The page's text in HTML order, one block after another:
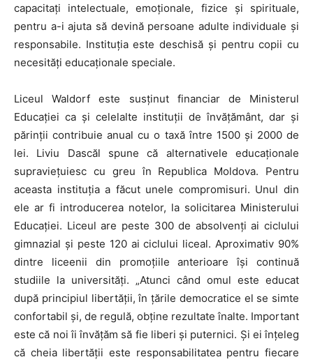
capacitați intelectuale, emoționale, fizice și spirituale,
pentru a-i ajuta să devină persoane adulte individuale și
responsabile. Instituția este deschisă și pentru copii cu
necesități educaționale speciale.
Liceul Waldorf este susținut financiar de Ministerul
Educației ca și celelalte instituții de învățământ, dar și
părinții contribuie anual cu o taxă între 1500 și 2000 de
lei. Liviu Dascăl spune că alternativele educaționale
supraviețuiesc cu greu în Republica Moldova. Pentru
aceasta instituția a făcut unele compromisuri. Unul din
ele ar fi introducerea notelor, la solicitarea Ministerului
Educației. Liceul are peste 300 de absolvenți ai ciclului
gimnazial și peste 120 ai ciclului liceal. Aproximativ 90%
dintre liceenii din promoțiile anterioare își continuă
studiile la universități. „Atunci când omul este educat
după principiul libertății, în țările democratice el se simte
confortabil și, de regulă, obține rezultate înalte. Important
este că noi îi învățăm să fie liberi și puternici. Și ei înțeleg
că cheia libertății este responsabilitatea pentru fiecare